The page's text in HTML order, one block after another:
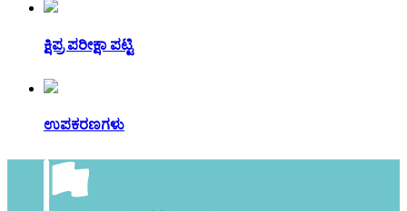
ಕ್ಷಿಪ್ರ ಪರೀಕ್ಷಾ ಪಟ್ಟಿ
ಉಪಕರಣಗಳು